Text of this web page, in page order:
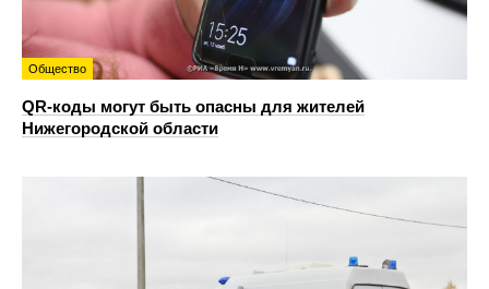
Общество
QR-коды могут быть опасны для жителей
Нижегородской области